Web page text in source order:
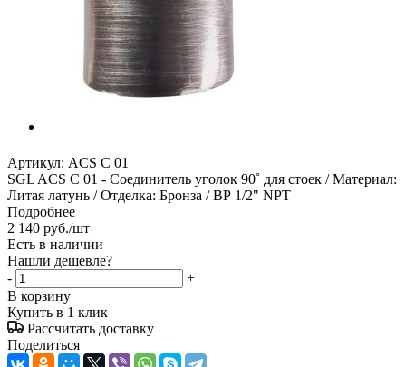
Артикул: ACS C 01
SGL ACS C 01 - Соединитель уголок 90˚ для стоек / Материал:
Литая латунь / Отделка: Бронза / ВР 1/2" NPT
Подробнее
2 140 руб./шт
Есть в наличии
Нашли дешевле?
-
+
В корзину
Купить в 1 клик
Рассчитать доставку
Поделиться